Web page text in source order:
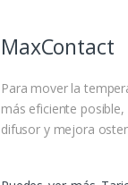
MaxContact
Para mover la
más eficiente
difusor y mejora